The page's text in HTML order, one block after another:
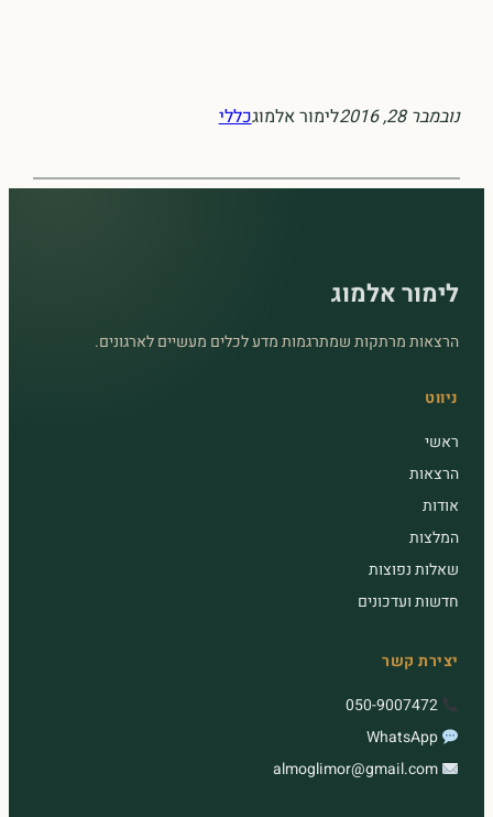
נובמבר 28, 2016 לימור אלמוגכללי
לימור אלמוג
הרצאות מרתקות שמתרגמות מדע לכלים מעשיים לארגונים.
ניווט
ראשי
הרצאות
אודות
המלצות
שאלות נפוצות
חדשות ועדכונים
יצירת קשר
050-9007472
WhatsApp
almoglimor@gmail.com